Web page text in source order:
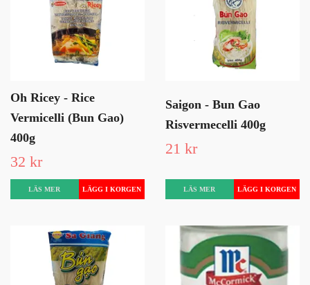
Oh Ricey - Rice
Vermicelli (Bun Gao)
400g
32 kr
LÄS MER
Saigon - Bun Gao
Risvermecelli 400g
21 kr
LÄS MER